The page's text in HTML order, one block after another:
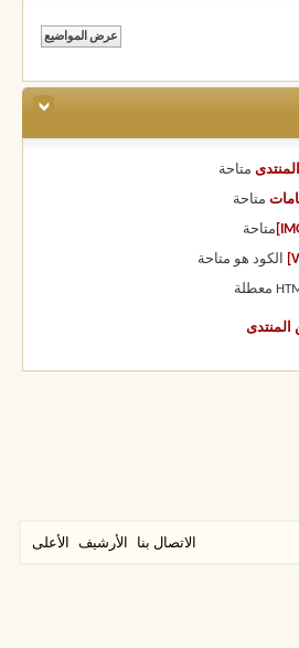
متاحة
متاحة
متاحة
الكود هو متاحة
معطلة
المنتدى
الاتصال بنا الأرشيف الأعلى